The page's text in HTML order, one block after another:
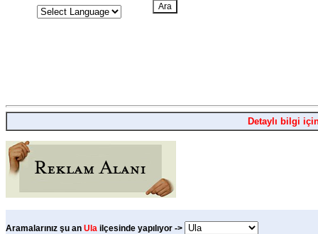
Detaylı bilgi
Aramalarınız şu an Ula ilçesinde yapılıyor ->